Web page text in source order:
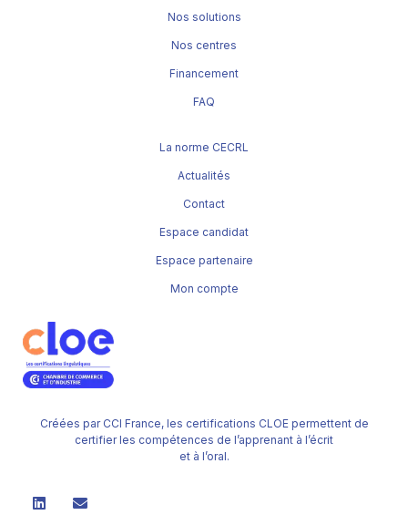
Créées par CCI France, les certifications CLOE permettent de
certifier les compétences de l’apprenant à l’écrit
et à l’oral.
Nos solutions
Nos centres
Financement
FAQ
La norme CECRL
Actualités
Contact
Espace candidat
Espace partenaire
Mon compte